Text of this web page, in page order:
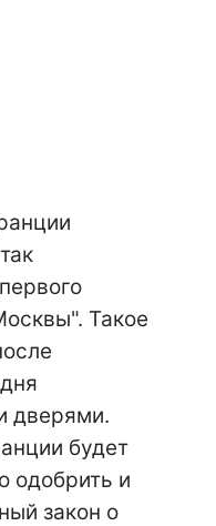
Такое
дверями.
будет
одобрить и
закон о